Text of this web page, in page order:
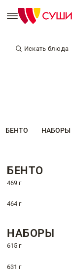
Искать блюда
БЕНТО НАБОРЫ
БЕНТО
469 г
464 г
НАБОРЫ
615 г
631 г